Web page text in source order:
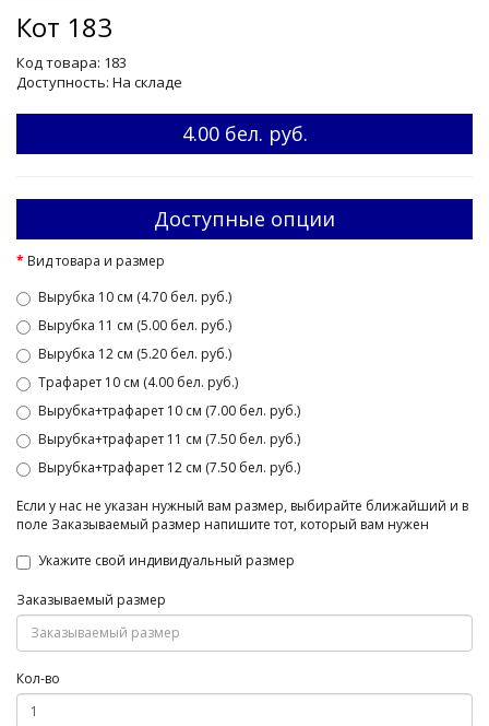
Кот 183
Код товара: 183
Доступность: На складе
4.00 бел. руб.
Доступные опции
Вид товара и размер
Вырубка 10 см (4.70 бел. руб.)
Вырубка 11 см (5.00 бел. руб.)
Вырубка 12 см (5.20 бел. руб.)
Трафарет 10 см (4.00 бел. руб.)
Вырубка+трафарет 10 см (7.00 бел. руб.)
Вырубка+трафарет 11 см (7.50 бел. руб.)
Вырубка+трафарет 12 см (7.50 бел. руб.)
Если у нас не указан нужный вам размер, выбирайте ближайший и в
поле Заказываемый размер напишите тот, который вам нужен
Укажите свой индивидуальный размер
Заказываемый размер
Кол-во